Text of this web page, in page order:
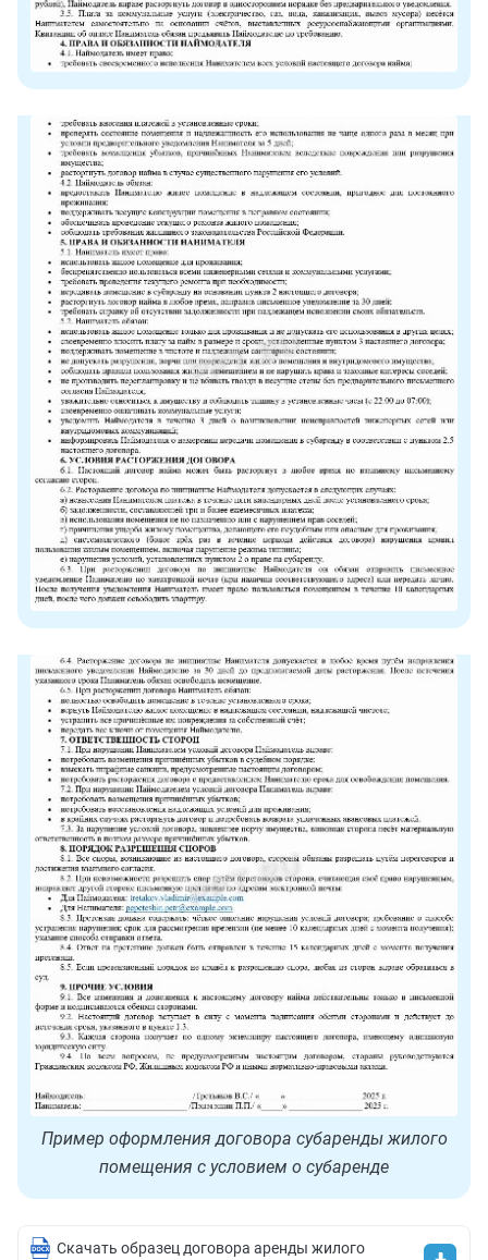
Пример оформления договора субаренды жилого
помещения с условием о субаренде
Скачать образец договора аренды жилого